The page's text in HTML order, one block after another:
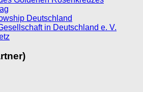
Deutschland
in Deutschland e. V.